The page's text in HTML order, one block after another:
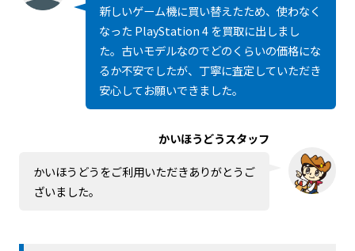
新しいゲーム機に買い替えたため、使わなく
なった PlayStation 4 を買取に出しまし
た。古いモデルなのでどのくらいの価格にな
るか不安でしたが、丁寧に査定していただき
安心してお願いできました。
かいほうどうスタッフ
かいほうどうをご利用いただきありがとうご
ざいました。